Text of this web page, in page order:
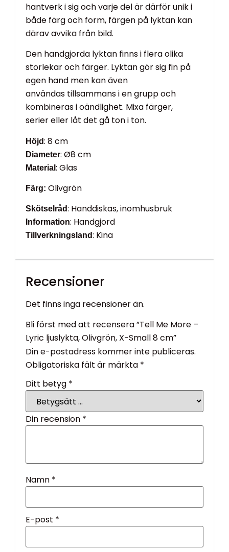
hantverk i sig och varje del är därför unik i
både färg och form, färgen på lyktan kan
därav avvika från bild.
Den handgjorda lyktan finns i flera olika
storlekar och färger. Lyktan gör sig fin på
egen hand men kan även
användas tillsammans i en grupp och
kombineras i oändlighet. Mixa färger,
serier eller låt det gå ton i ton.
Höjd: 8 cm
Diameter: Ø8 cm
Material : Glas
Färg: Olivgrön
Skötselråd: Handdiskas, inomhusbruk
Information: Handgjord
Tillverkningsland: Kina
Recensioner
Det finns inga recensioner än.
Bli först med att recensera ”Tell Me More –
Lyric ljuslykta, Olivgrön, X-Small 8 cm”
Din e-postadress kommer inte publiceras.
Obligatoriska fält är märkta *
Ditt betyg *
Din recension *
Namn *
E-post *